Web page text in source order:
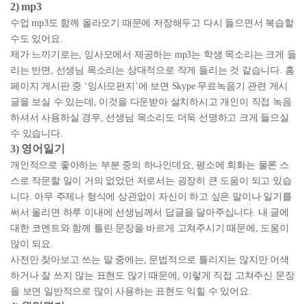
2) mp3
수업 mp3도 함께 올라오기 때문에 저장해두고 다시 들으면서 복습할
수도 있어요.
제가 느끼기로는, 잉사모에서 제공하는 mp3는 학생 목소리는 크게 들
리는 반면, 선생님 목소리는 상대적으로 작게 들리는 것 같습니다. 홈
페이지 게시판 중 ‘잉사모편지’에 보면 Skype 무료녹음기 관련 게시
글을 보실 수 있는데, 이것을 다운받아 설치하시고 개인이 직접 녹음
하셔서 사용하실 경우, 선생님 목소리도 더욱 선명하고 크게 들으실
수 있습니다.
3) 영어일기
개인적으로 좋아하는 부분 중의 하나인데요, 평소에 회화는 물론 스
스로 작문할 일이 거의 없었던 저로서는 굉장히 큰 도움이 되고 있습
니다. 아무 주제나 형식에 상관없이 자신이 하고 싶은 말이나 일기를
써서 올리면 하루 이내에 선생님께서 답글을 달아주십니다. 내 글에
대한 코멘트와 함께 틀린 문장을 바르게 고쳐주시기 때문에, 도움이
많이 되요.
사전만 찾아보고 쓰는 말 중에는, 문법적으로 틀리지는 않지만 어색
하거나 잘 쓰지 않는 표현도 많기 때문에, 이렇게 직접 고쳐주신 문장
을 보면 일반적으로 많이 사용하는 표현도 익힐 수 있어요.